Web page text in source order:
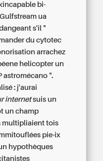
bi-
ua
s'il "
du cytotec
arrachez
helicopter un
astromécano ".
: j'aurai
internetsuis un
un champ
multipliaient tois
pie-ix
hypothèques